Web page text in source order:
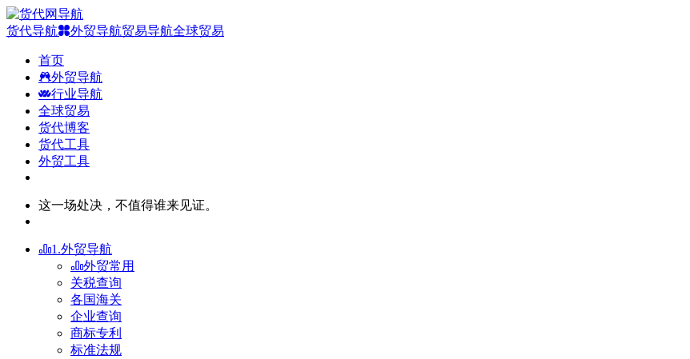
货代导航 外贸导航贸易导航全球贸易
首页
外贸导航
行业导航
全球贸易
货代博客
货代工具
外贸工具
这一场处决，不值得谁来见证。
1.外贸导航
外贸常用
关税查询
各国海关
企业查询
商标专利
标准法规